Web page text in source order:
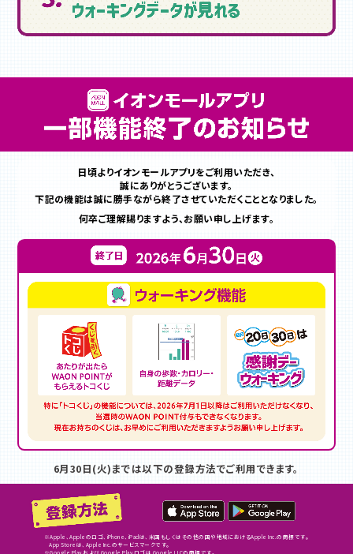
日頃よりイオンモールアプリをご利用いただき、
誠にありがとうございます。
下記の機能は誠に勝手ながら終了させていただくこととなりました。
何卒ご理解賜りますよう、お願い申し上げます。
6月30日(火)までは以下の登録方法でご利用できます。
※Apple、Appleのロゴ、iPhone、iPadは、米国もしくはその他の国や地域におけるApple Inc.の商標です。
App Storeは、Apple Inc.のサービスマークです。
※Google Play および Google Play ロゴは Google LLCの商標です。